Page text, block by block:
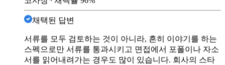
채택된 답변
서류를 모두 검토하는 것이 아니라, 흔히 이야기를 하는
스펙으로만 서류를 통과시키고 면접에서 포폴이나 자소
서를 읽어내려가는 경우도 많이 있습니다. 회사의 스타